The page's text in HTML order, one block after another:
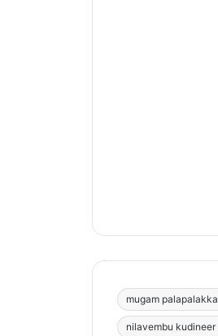
mugam palapalakka
nilavembu kudineer